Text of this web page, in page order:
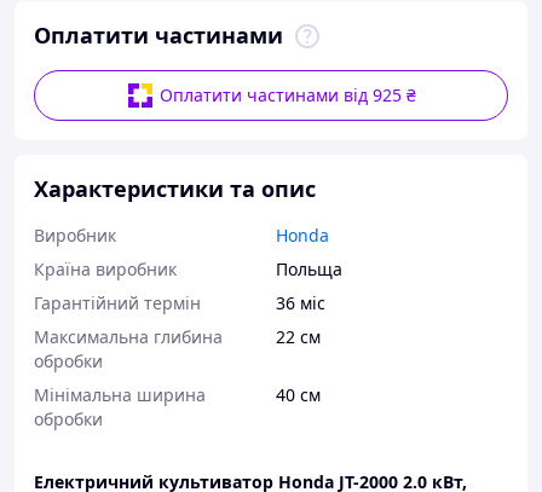
Оплатити частинами
Оплатити частинами від 925 ₴
Характеристики та опис
Виробник
Honda
Країна виробник
Польща
Гарантійний термін
36 міс
Максимальна глибина
обробки
22 см
Мінімальна ширина
обробки
40 см
Електричний культиватор Honda JT-2000 2.0 кВт,